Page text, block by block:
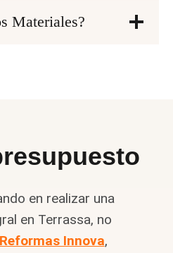
Materiales?
en realizar una
en Terrassa, no
Reformas Innova,